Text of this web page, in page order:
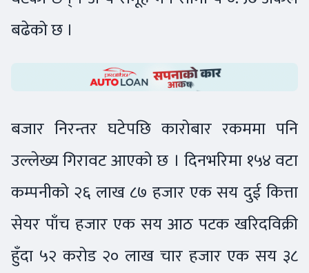
बढेको छ ।
बजार निरन्तर घटेपछि कारोबार रकममा पनि
उल्लेख्य गिरावट आएको छ । दिनभरिमा १५४ वटा
कम्पनीको २६ लाख ८७ हजार एक सय दुई कित्ता
सेयर पाँच हजार एक सय आठ पटक खरिदविक्री
हुँदा ५२ करोड २० लाख चार हजार एक सय ३८